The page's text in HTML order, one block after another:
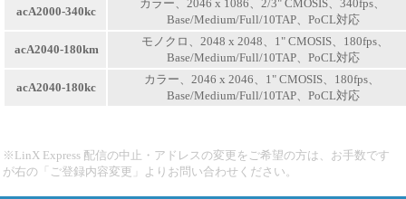
acA2000-340kc
カラー、2046 x 1086、2/3" CMOSIS、340fps、
Base/Medium/Full/10TAP、PoCL対応
acA2040-180km
モノクロ、2048 x 2048、1" CMOSIS、180fps、
Base/Medium/Full/10TAP、PoCL対応
acA2040-180kc
カラー、2046 x 2046、1" CMOSIS、180fps、
Base/Medium/Full/10TAP、PoCL対応
※LinX Express 配信の中止・アドレスの変更をご希望の方は、お手数です
が右の「ご登録内容変更」よりお問い合わせください。